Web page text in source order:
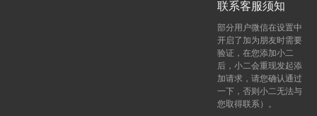
联系客服须知
部分用户微信在设置中
开启了加为朋友时需要
验证，在您添加小二
后，小二会重现发起添
加请求，请您确认通过
一下，否则小二无法与
您取得联系）。